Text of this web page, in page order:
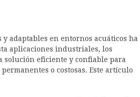
adaptables en entornos acuáticos ha
aplicaciones industriales, los
solución eficiente y confiable para
o costosas. Este artículo